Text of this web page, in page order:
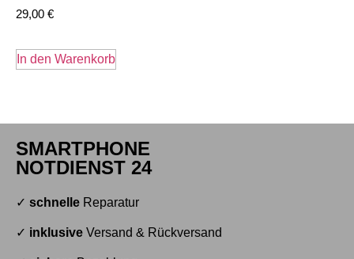
29,00 €
In den Warenkorb
SMARTPHONE
NOTDIENST 24
✓ schnelle Reparatur
✓ inklusive Versand & Rückversand